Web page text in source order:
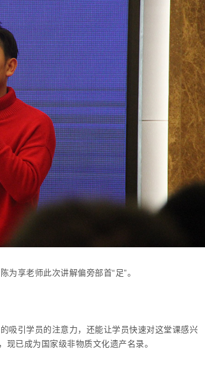
享老师此次讲解偏旁部首“足”。
吸引学员的注意力，还能让学员快速对这堂课感兴
现已成为国家级非物质文化遗产名录。